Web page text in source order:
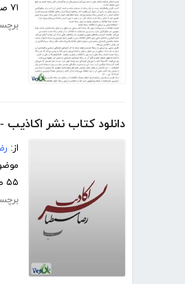
۷۱ صفحه
دانلود کتاب نشر
از:
۵۵ صفحه